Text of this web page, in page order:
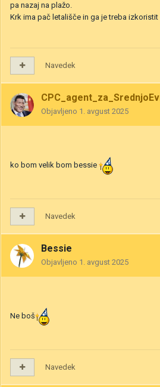
pa nazaj na plažo.
Krk ima pač letališče in ga je treba
Navedek
Objavljeno 1. avgust 2025
ko bom velik bom bessie
Navedek
Bessie
Objavljeno 1. avgust 2025
Ne boš
Navedek